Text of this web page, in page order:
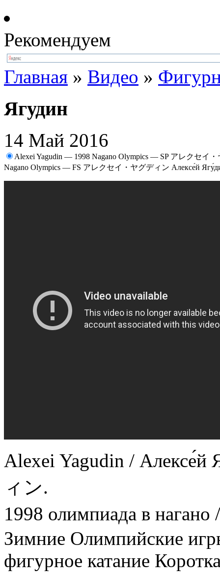
Рекомендуем
Главная » Видео »
Ягудин
14 Май 2016
Alexei Yagudin — 1998 Nagano Olympics — SP アレクセイ
Nagano Olympics — FS アレクセイ・ヤグディン Алексе́й
Alexei Yagudin /
ィン.
1998 олимпиада в
Зимние Олимпийские
фигурное катание